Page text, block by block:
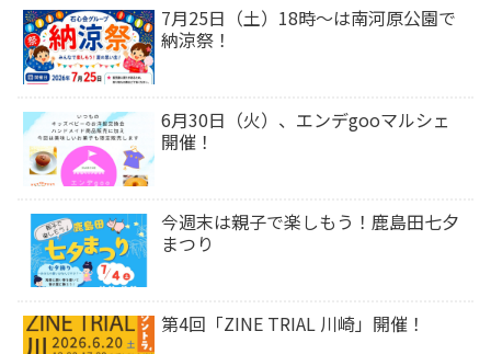
7月25日（土）18時〜は南河原公園で
納涼祭！
6月30日（火）、エンデgooマルシェ
開催！
今週末は⁡親子で楽しもう！鹿島田七夕
まつり
第4回「ZINE TRIAL 川崎」開催！